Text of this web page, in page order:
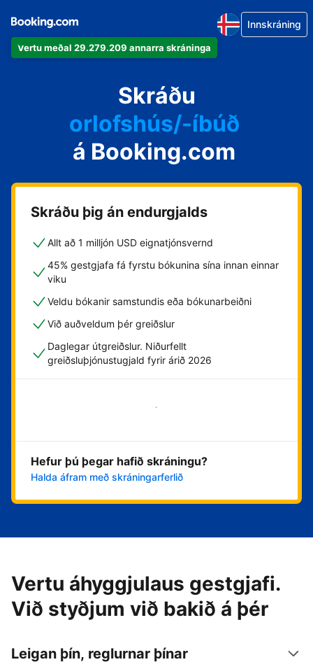
Vertu meðal 29.279.209 annarra skráninga
Innskráning
Skráðu
íbúðina þína
hótelið þitt
orlofshús/-íbúð
gistihúsið þitt
gistiheimilið þitt
á Booking.com
Skráðu þig án endurgjalds
Allt að 1 milljón USD eignatjónsvernd
45% gestgjafa fá fyrstu bókunina sína innan einnar
viku
Veldu bókanir samstundis eða bókunarbeiðni
Við auðveldum þér greiðslur
Daglegar útgreiðslur. Niðurfellt
greiðsluþjónustugjald fyrir árið 2026
Byrja núna
Hefur þú þegar hafið skráningu?
Halda áfram með skráningarferlið
Vertu áhyggjulaus gestgjafi.
Við styðjum við bakið á þér
Leigan þín, reglurnar þínar